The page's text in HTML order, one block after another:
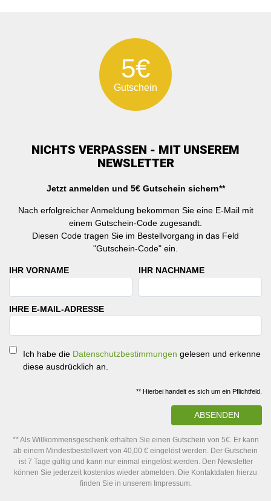
5€
Gutschein
NICHTS VERPASSEN - MIT UNSEREM
NEWSLETTER
Jetzt anmelden und 5€ Gutschein sichern**
Nach erfolgreicher Anmeldung bekommen Sie eine E-Mail mit
einem Gutschein-Code zugesandt.
Diesen Code tragen Sie im Bestellvorgang in das Feld
"Gutschein-Code" ein.
IHR VORNAME IHR NACHNAME
IHRE E-MAIL-ADRESSE
Ich habe die Datenschutzbestimmungen gelesen und erkenne
diese ausdrücklich an.
** Hierbei handelt es sich um ein Pflichtfeld.
ABSENDEN
** Als Willkommensgeschenk erhalten Sie einen Gutschein von 5€. Er kann
ab einem Mindestbestellwert von 40,00 € eingelöst werden. Der Gutschein
ist 7 Tage gültig und kann nur einmal eingelöst werden. Den Newsletter
können Sie jederzeit kostenlos wieder abmelden. Die Kontaktdaten hierzu
finden Sie in unserem Impressum.